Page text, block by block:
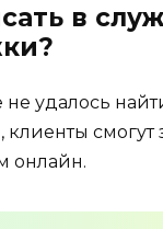
в
не удалось
смогут
онлайн.